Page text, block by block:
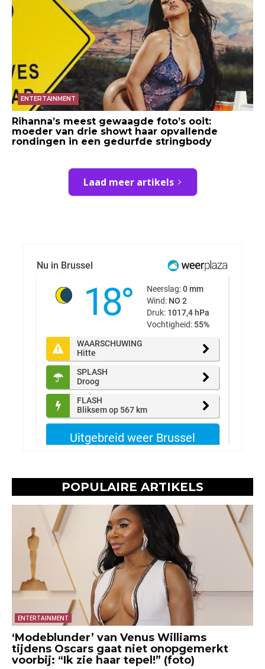
ENTERTAINMENT
Rihanna’s meest gewaagde foto’s ooit:
moeder van drie showt haar opvallende
rondingen in een gedurfde stringbody
Laad meer artikels
POPULAIRE ARTIKELS
ENTERTAINMENT
‘Modeblunder’ van Venus Williams
tijdens Oscars gaat niet onopgemerkt
voorbij: “Ik zie haar tepel!” (foto)